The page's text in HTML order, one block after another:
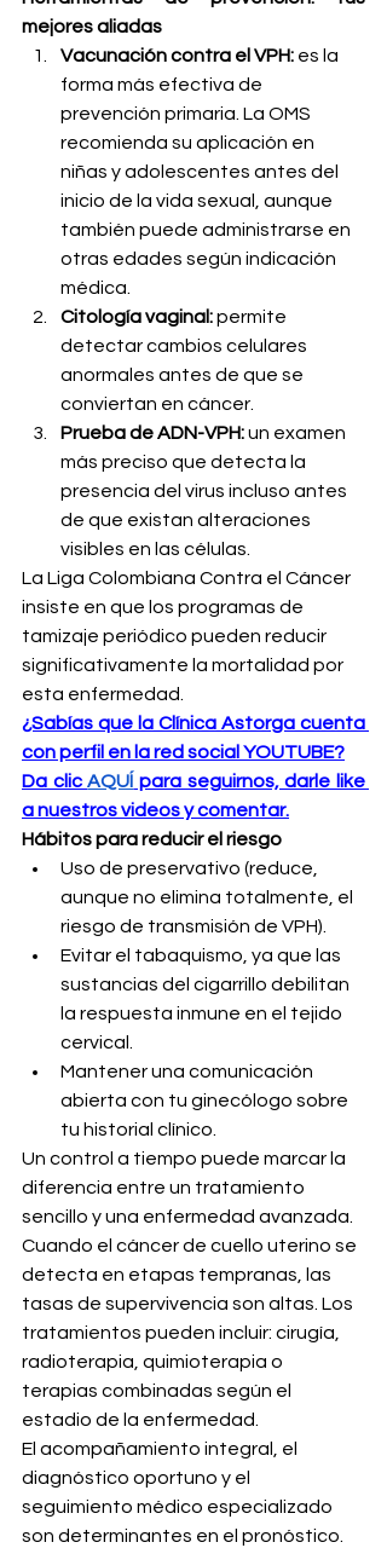
mejores aliadas
Vacunación contra el VPH: es la
forma más efectiva de
prevención primaria. La OMS
recomienda su aplicación en
niñas y adolescentes antes del
inicio de la vida sexual, aunque
también puede administrarse en
otras edades según indicación
médica.
Citología vaginal: permite
detectar cambios celulares
anormales antes de que se
conviertan en cáncer.
Prueba de ADN-VPH: un examen
más preciso que detecta la
presencia del virus incluso antes
de que existan alteraciones
visibles en las células.
La Liga Colombiana Contra el Cáncer
insiste en que los programas de
tamizaje periódico pueden reducir
significativamente la mortalidad por
esta enfermedad.
¿Sabías que la Clínica Astorga cuenta
con perfil en la red social YOUTUBE?
Da clic AQUÍ para seguirnos, darle like
a nuestros videos y comentar.
Hábitos para reducir el riesgo
Uso de preservativo (reduce,
aunque no elimina totalmente, el
riesgo de transmisión de VPH).
Evitar el tabaquismo, ya que las
sustancias del cigarrillo debilitan
la respuesta inmune en el tejido
cervical.
Mantener una comunicación
abierta con tu ginecólogo sobre
tu historial clínico.
Un control a tiempo puede marcar la
diferencia entre un tratamiento
sencillo y una enfermedad avanzada.
Cuando el cáncer de cuello uterino se
detecta en etapas tempranas, las
tasas de supervivencia son altas. Los
tratamientos pueden incluir: cirugía,
radioterapia, quimioterapia o
terapias combinadas según el
estadio de la enfermedad.
El acompañamiento integral, el
diagnóstico oportuno y el
seguimiento médico especializado
son determinantes en el pronóstico.